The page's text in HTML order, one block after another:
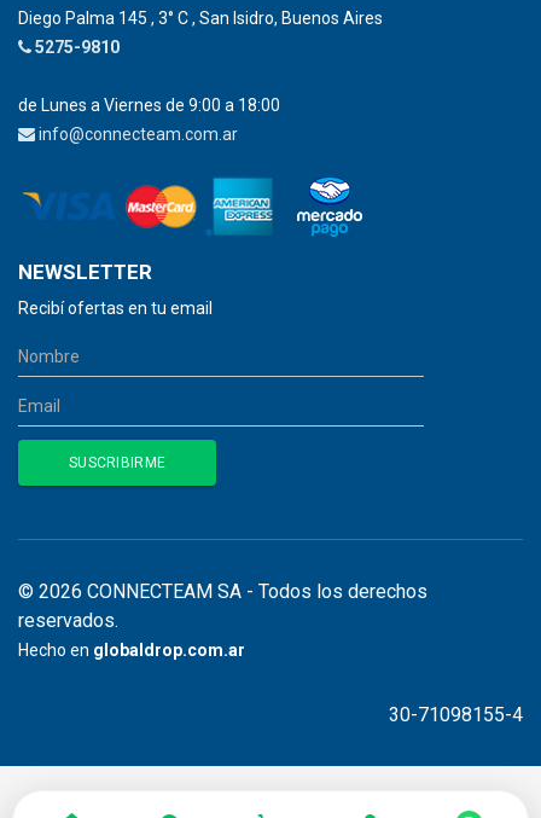
Diego Palma 145 , 3° C , San Isidro, Buenos Aires
5275-9810
de Lunes a Viernes de 9:00 a 18:00
info@connecteam.com.ar
NEWSLETTER
Recibí ofertas en tu email
© 2026 CONNECTEAM SA - Todos los derechos
reservados.
Hecho en globaldrop.com.ar
30-71098155-4